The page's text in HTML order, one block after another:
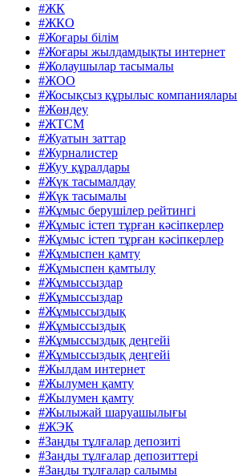
#ЖК
#ЖКО
#Жоғары білім
#Жоғары жылдамдықты интернет
#Жолаушылар тасымалы
#ЖОО
#Жосықсыз құрылыс компаниялары
#Жөндеу
#ЖТСМ
#Жуатын заттар
#Журналистер
#Жуу құралдары
#Жүк тасымалдау
#Жүк тасымалы
#Жұмыс берушілер рейтингі
#Жұмыс істеп тұрған кәсіпкерлер
#Жұмыс істеп тұрған кәсіпкерлер
#Жұмыспен қамту
#Жұмыспен қамтылу
#Жұмыссыздар
#Жұмыссыздар
#Жұмыссыздық
#Жұмыссыздық
#Жұмыссыздық деңгейі
#Жұмыссыздық деңгейі
#Жылдам интернет
#Жылумен қамту
#Жылумен қамту
#Жылыжай шаруашылығы
#ЖЭК
#Заңды тұлғалар депозиті
#Заңды тұлғалар депозиттері
#Заңды тұлғалар салымы